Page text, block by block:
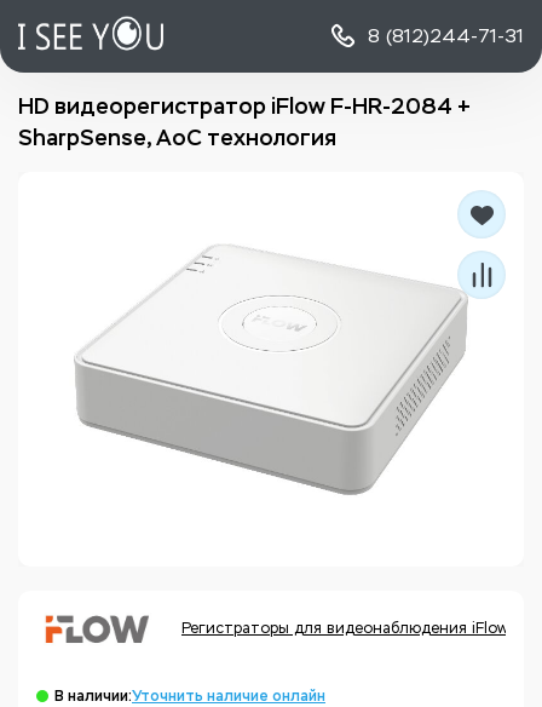
8 (812)244-71-31
HD видеорегистратор iFlow F-HR-2084 +
SharpSense, AoC технология
Регистраторы для видеонаблюдения iFlow
В наличии:Уточнить наличие онлайн